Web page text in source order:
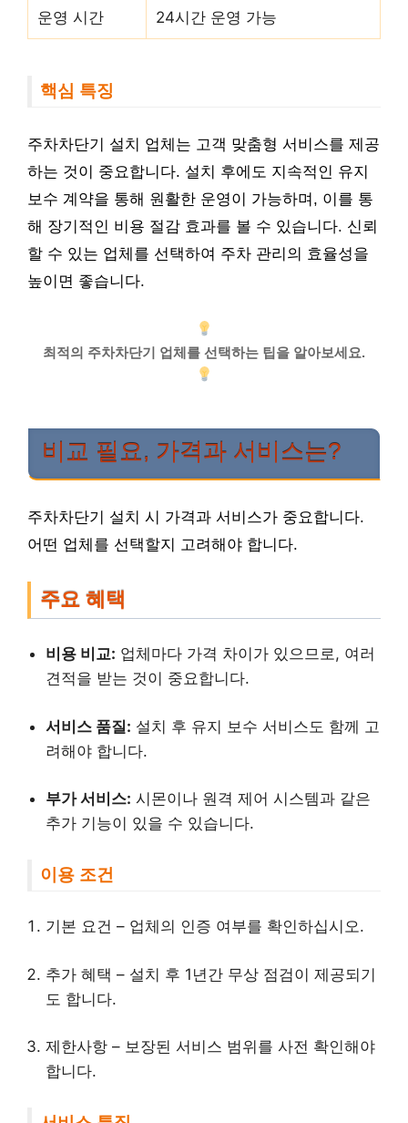
운영 시간 24시간 운영 가능
핵심 특징
주차차단기 설치 업체는 고객 맞춤형 서비스를 제공
하는 것이 중요합니다. 설치 후에도 지속적인 유지
보수 계약을 통해 원활한 운영이 가능하며, 이를 통
해 장기적인 비용 절감 효과를 볼 수 있습니다. 신뢰
할 수 있는 업체를 선택하여 주차 관리의 효율성을
높이면 좋습니다.
최적의 주차차단기 업체를 선택하는 팁을 알아보세요.
비교 필요, 가격과 서비스는?
주차차단기 설치 시 가격과 서비스가 중요합니다.
어떤 업체를 선택할지 고려해야 합니다.
주요 혜택
비용 비교: 업체마다 가격 차이가 있으므로, 여러
견적을 받는 것이 중요합니다.
서비스 품질: 설치 후 유지 보수 서비스도 함께 고
려해야 합니다.
부가 서비스: 시몬이나 원격 제어 시스템과 같은
추가 기능이 있을 수 있습니다.
이용 조건
기본 요건 – 업체의 인증 여부를 확인하십시오.
추가 혜택 – 설치 후 1년간 무상 점검이 제공되기
도 합니다.
제한사항 – 보장된 서비스 범위를 사전 확인해야
합니다.